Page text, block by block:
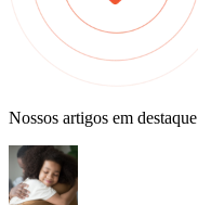
Nossos artigos em destaque